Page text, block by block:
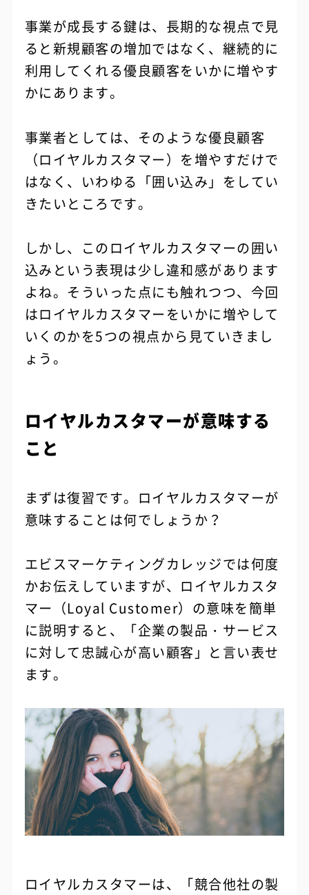
事業が成長する鍵は、長期的な視点で見
ると新規顧客の増加ではなく、継続的に
利用してくれる優良顧客をいかに増やす
かにあります。
事業者としては、そのような優良顧客
（ロイヤルカスタマー）を増やすだけで
はなく、いわゆる「囲い込み」をしてい
きたいところです。
しかし、このロイヤルカスタマーの囲い
込みという表現は少し違和感があります
よね。そういった点にも触れつつ、今回
はロイヤルカスタマーをいかに増やして
いくのかを5つの視点から見ていきまし
ょう。
ロイヤルカスタマーが意味する
こと
まずは復習です。ロイヤルカスタマーが
意味することは何でしょうか？
エビスマーケティングカレッジでは何度
かお伝えしていますが、ロイヤルカスタ
マー（Loyal Customer）の意味を簡単
に説明すると、「企業の製品・サービス
に対して忠誠心が高い顧客」と言い表せ
ます。
ロイヤルカスタマーは、「競合他社の製